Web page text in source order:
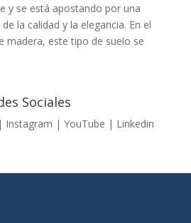
y se está apostando por una
la calidad y la elegancia. En el
madera, este tipo de suelo se
Sociales
Instagram | YouTube | Linkedin